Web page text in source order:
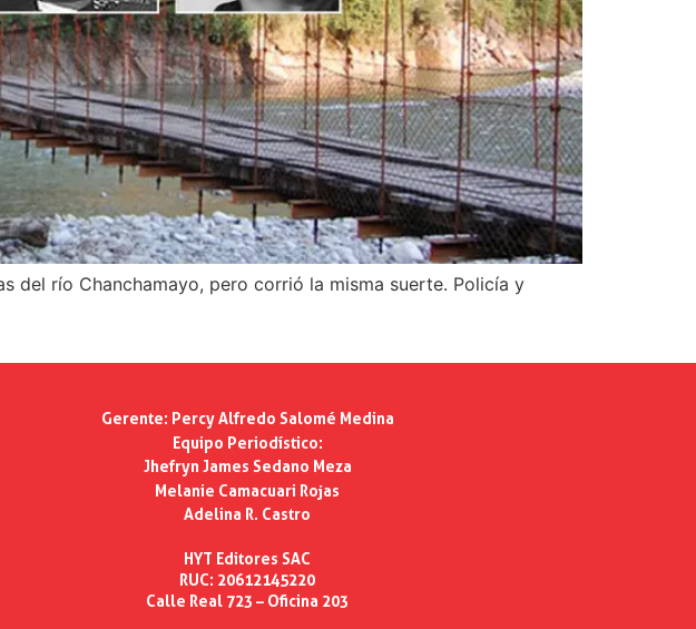
del río Chanchamayo, pero corrió la misma suerte. Policía y
Gerente: Percy Alfredo Salomé Medina
Equipo Periodístico:
Jhefryn James Sedano Meza
Melanie Camacuari Rojas
Adelina R. Castro
HYT Editores SAC
RUC: 20612145220
Calle Real 723 – Oficina 203